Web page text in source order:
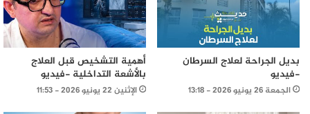
بديل الجراحة لعلاج السرطان
-فيديو
الجمعة 26 يونيو 2026 - 13:18
أهمية التشخيص قبل العلاج
بالأشعة التداخلية -فيديو
الإثنين 22 يونيو 2026 - 11:53